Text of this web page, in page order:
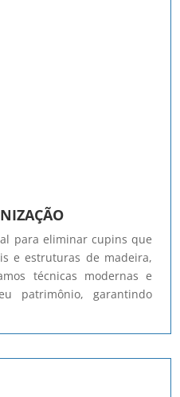
para eliminar cupins que
e estruturas de madeira,
técnicas modernas e
patrimônio, garantindo